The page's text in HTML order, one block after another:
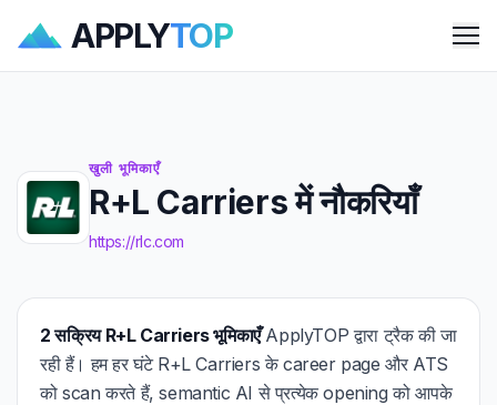
APPLYTOP
खुली भूमिकाएँ
R+L Carriers में नौकरियाँ
https://rlc.com
2 सक्रिय R+L Carriers भूमिकाएँApplyTOP द्वारा ट्रैक की जा
रही हैं। हम हर घंटे R+L Carriers के career page और ATS
को scan करते हैं, semantic AI से प्रत्येक opening को आपके